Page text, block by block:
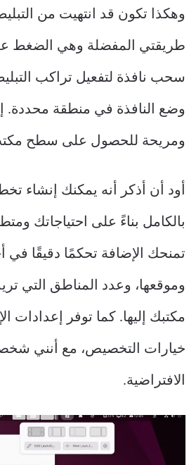
وهكذا تكون قد انتهيت من
سحب نافذة لتفعيل تراكب
وضع النافذة في منطقة محددة.
ومريحة للحصول على سطح
أود أن أذكر أنه يمكنك إنشاء
بالكامل بناءً على احتياجاتك
تمنحك الإضافة تحكمًا دقيقًا في
وموقعها، وعدد المناطق التي
مكتبك إليها. كما توفر إعدادات
خيارات التخصيص، مع أنني
الافتراضية.